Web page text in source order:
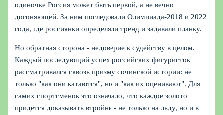
одиночке Россия может быть первой, а не вечно
догоняющей. За ним последовали Олимпиада‑2018 и 2022
года, где россиянки определяли тренд и задавали планку.
Но обратная сторона - недоверие к судейству в целом.
Каждый последующий успех российских фигуристок
рассматривался сквозь призму сочинской истории: не
только "как они катаются", но и "как их оценивают". Для
самих спортсменок это означало, что каждое золото
придется доказывать втройне - не только на льду, но и в